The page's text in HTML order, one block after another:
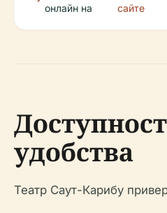
онлайн на
сайте
удобства
Театр Саут-Карибу